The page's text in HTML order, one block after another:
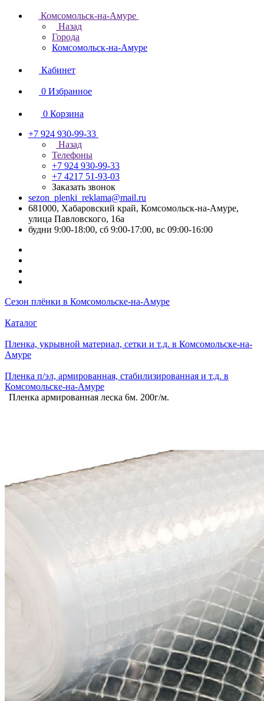
Комсомольск-на-Амуре
Назад
Города
Комсомольск-на-Амуре
Кабинет
0 Избранное
0 Корзина
+7 924 930-99-33
Назад
Телефоны
+7 924 930-99-33
+7 4217 51-93-03
Заказать звонок
sezon_plenki_reklama@mail.ru
681000, Хабаровский край, Комсомольск-на-Амуре,
улица Павловского, 16а
будни 9:00-18:00, сб 9:00-17:00, вс 09:00-16:00
Сезон плёнки в Комсомольске-на-Амуре
Каталог
Пленка, укрывной материал, сетки и т.д. в Комсомольске-на-
Амуре
Пленка п/эл, армированная, стабилизированная и т.д. в
Комсомольске-на-Амуре
Пленка армированная леска 6м. 200г/м.